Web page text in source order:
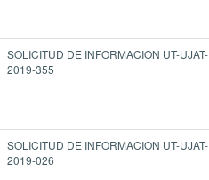
SOLICITUD DE INFORMACION UT-UJAT-
2019-355
SOLICITUD DE INFORMACION UT-UJAT-
2019-026